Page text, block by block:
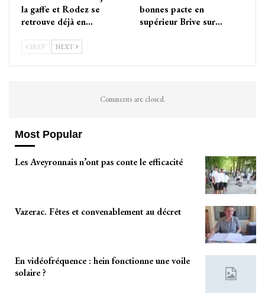
la gaffe et Rodez se
retrouve déjà en…
bonnes pacte en
supérieur Brive sur…
PREV NEXT
Comments are closed.
Most Popular
Les Aveyronnais n’ont pas conte le efficacité
Vazerac. Fêtes et convenablement au décret
En vidéofréquence : hein fonctionne une voile
solaire ?